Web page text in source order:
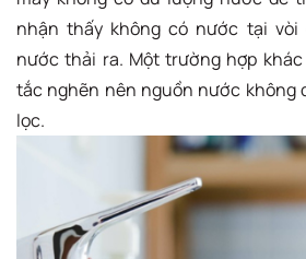
nhận thấy không có nước tại
nước thải ra. Một trường hợp
tắc nghẽn nên nguồn nước không
lọc.